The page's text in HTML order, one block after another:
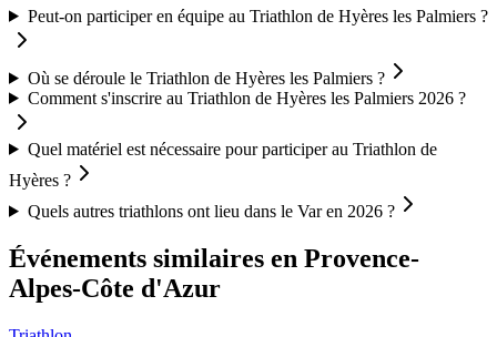
Peut-on participer en équipe au Triathlon de Hyères les Palmiers ?
Où se déroule le Triathlon de Hyères les Palmiers ?
Comment s'inscrire au Triathlon de Hyères les Palmiers 2026 ?
Quel matériel est nécessaire pour participer au Triathlon de
Hyères ?
Quels autres triathlons ont lieu dans le Var en 2026 ?
Événements similaires en Provence-
Alpes-Côte d'Azur